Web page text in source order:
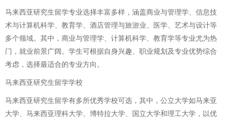
马来西亚研究生留学专业选择丰富多样，涵盖商业与管理学、信息技
术与计算机科学、教育学、酒店管理与旅游业、医学、艺术与设计等
多个领域。其中，商业与管理学、计算机科学、教育学等专业尤为热
门，就业前景广阔。学生可根据自身兴趣、职业规划及专业优势综合
考虑，选择最适合的专业方向。
马来西亚研究生留学学校
马来西亚研究生留学有多所优秀学校可选，其中，公立大学如马来亚
大学、马来西亚理科大学、博特拉大学、国立大学和理工大学，以优